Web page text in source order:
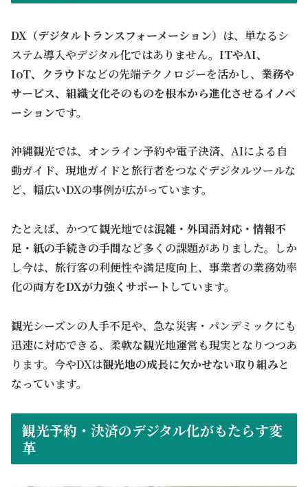
DX（デジタルトランスフォーメーション） は、単なるシ
ステム導入やデジタル化ではありません。 ITやAI、
IoT、クラウドなどの先端テクノロジーを活かし、 業務や
サービス、組織文化そのものを根本から進化させるイノベ
ーションです。
沖縄観光では、オンライン予約や電子決済、AIによる自
動ガイド、現地ガイドと旅行者をつなぐデジタルツールな
ど、幅広いDXの事例が広がっています。
たとえば、かつて観光地では混雑・外国語対応・情報不
足・紙の手続きの手間など多くの課題がありました。しか
し今は、旅行客の利便性や満足度向上、事業者の業務効率
化の両方をDXが力強くサポート しています。
観光シーズンの人手不足や、急な災害・パンデミックにも
迅速に対応できる、柔軟な観光地運営も現実となりつつあ
ります。今やDXは観光地の成長に欠かせない取り組みと
なっています。
観光予約・決済のデジタル化がもたらす変
革